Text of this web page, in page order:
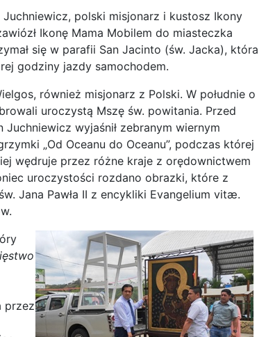
polski misjonarz i kustosz Ikony
Ikonę Mama Mobilem do miasteczka
się w parafii San Jacinto (św. Jacka), która
godziny jazdy samochodem.
również misjonarz z Polski. W południe o
uroczystą Mszę św. powitania. Przed
wyjaśnił zebranym wiernym
„Od Oceanu do Oceanu”, podczas której
wędruje przez różne kraje z orędownictwem
uroczystości rozdano obrazki, które z
Jana Pawła II z encykliki Evangelium vitæ.
przez